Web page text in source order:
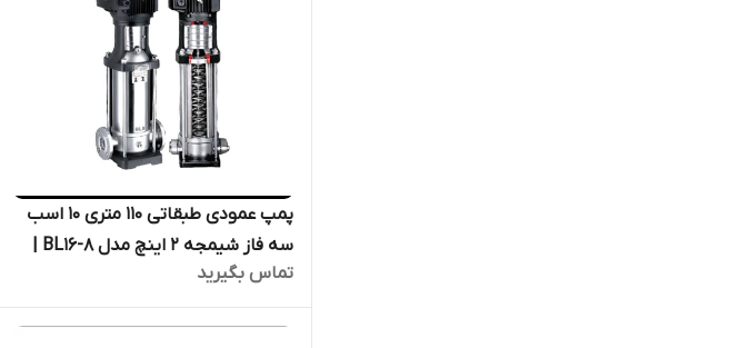
پمپ عمودی طبقاتی ۱۱۰ متری ۱۰ اسب
الکترو پمپ پروانه استیل فشار قوی
دیگ بخار
تماس بگیرید